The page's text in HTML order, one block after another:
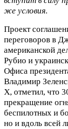
же условия.
Проект
переговоров в
американской
Рубио и
Офиса
Владимир
X, отметил, что
прекращение
беспилотных и
но и вдоль всей